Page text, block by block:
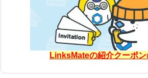
LinksMateの紹介クーポ